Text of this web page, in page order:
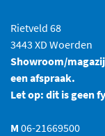
Rietveld 68
3443 XD Woerden
Showroom/
een afspraak.
Let op: dit is geen
M 06-21669500